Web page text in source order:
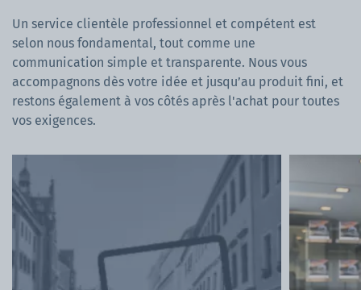
Un service clientèle professionnel et compétent est
selon nous fondamental, tout comme une
communication simple et transparente. Nous vous
accompagnons dès votre idée et jusqu’au produit fini, et
restons également à vos côtés après l'achat pour toutes
vos exigences.